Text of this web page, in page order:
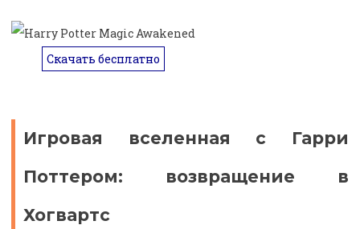
Скачать бесплатно
Игровая вселенная с Гарри
Поттером: возвращение в
Хогвартс